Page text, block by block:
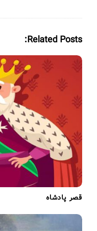
Related Posts:
قصر پادشاه